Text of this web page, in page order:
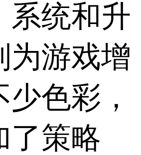
系统和升
为游戏增
色彩，
了策略